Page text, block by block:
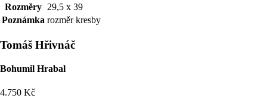
Rozměry 29,5 x 39
Poznámka rozměr kresby
Tomáš Hřivnáč
Bohumil Hrabal
4.750 Kč